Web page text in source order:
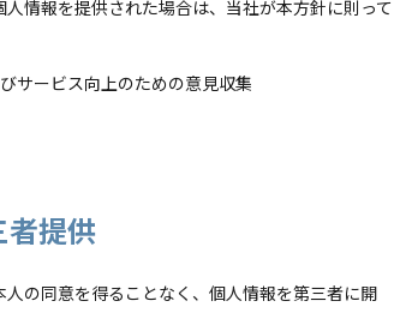
情報を提供された場合は、当社が本方針に則って
サービス向上のための意見収集
提供
の同意を得ることなく、個人情報を第三者に開